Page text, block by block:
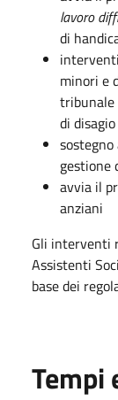
lavoro
di
minori e
tribunale
di
gestione
avvia il
anziani
Gli interventi
Assistenti
base dei
Tempi